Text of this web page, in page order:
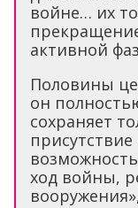
войне… их
активной
Половины
он
сохраняет
ход войны,